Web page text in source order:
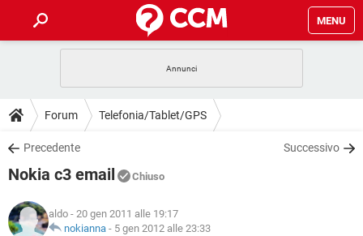
MENU
INTRATTENIMENTO ANDROID
iOS
INSTAGRAM
TIKTOK
HARDWARE
GUIDE
COVID-19 GAMING
INSTAGRAM
DOWNLOAD
COVID-19
INTRATTENIMENTO
iOS WINDOWS 10
COVID-19
GLOSSARIO
Forum Telefonia/Tablet/GPS
Precedente Successivo
Nokia c3 email Chiuso
aldo - 20 gen 2011 alle 19:17
nokianna - 5 gen 2012 alle 23:33